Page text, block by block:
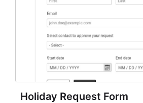
cleaner registration records over time.
Holiday Request Form